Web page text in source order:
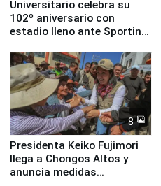
Universitario celebra su
102º aniversario con
estadio lleno ante Sporting
8
Presidenta Keiko Fujimori
llega a Chongos Altos y
anuncia medidas